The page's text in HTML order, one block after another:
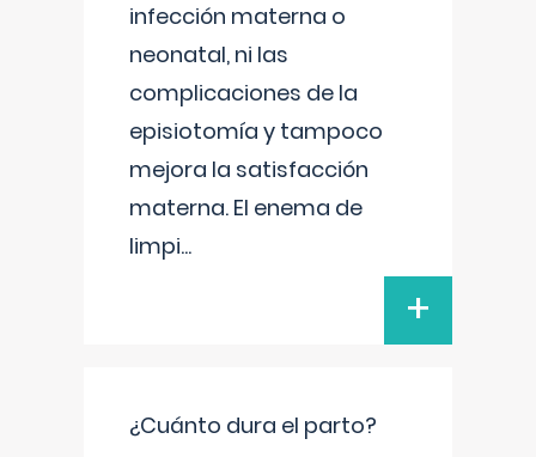
infección materna o
neonatal, ni las
complicaciones de la
episiotomía y tampoco
mejora la satisfacción
materna. El enema de
limpi...
+
¿Cuánto dura el parto?